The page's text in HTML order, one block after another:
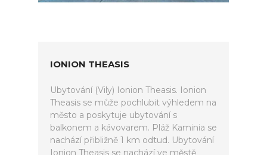
IONION THEASIS
Ubytování (Vily) Ionion Theasis. Ionion
Theasis se může pochlubit výhledem na
město a poskytuje ubytování s
balkonem a kávovarem. Pláž Kaminia se
nachází přibližně 1 km odtud. Ubytování
Ionion Theasis se nachází ve městě